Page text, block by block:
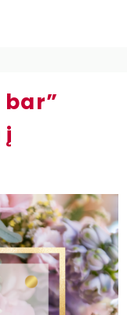
bar”
į